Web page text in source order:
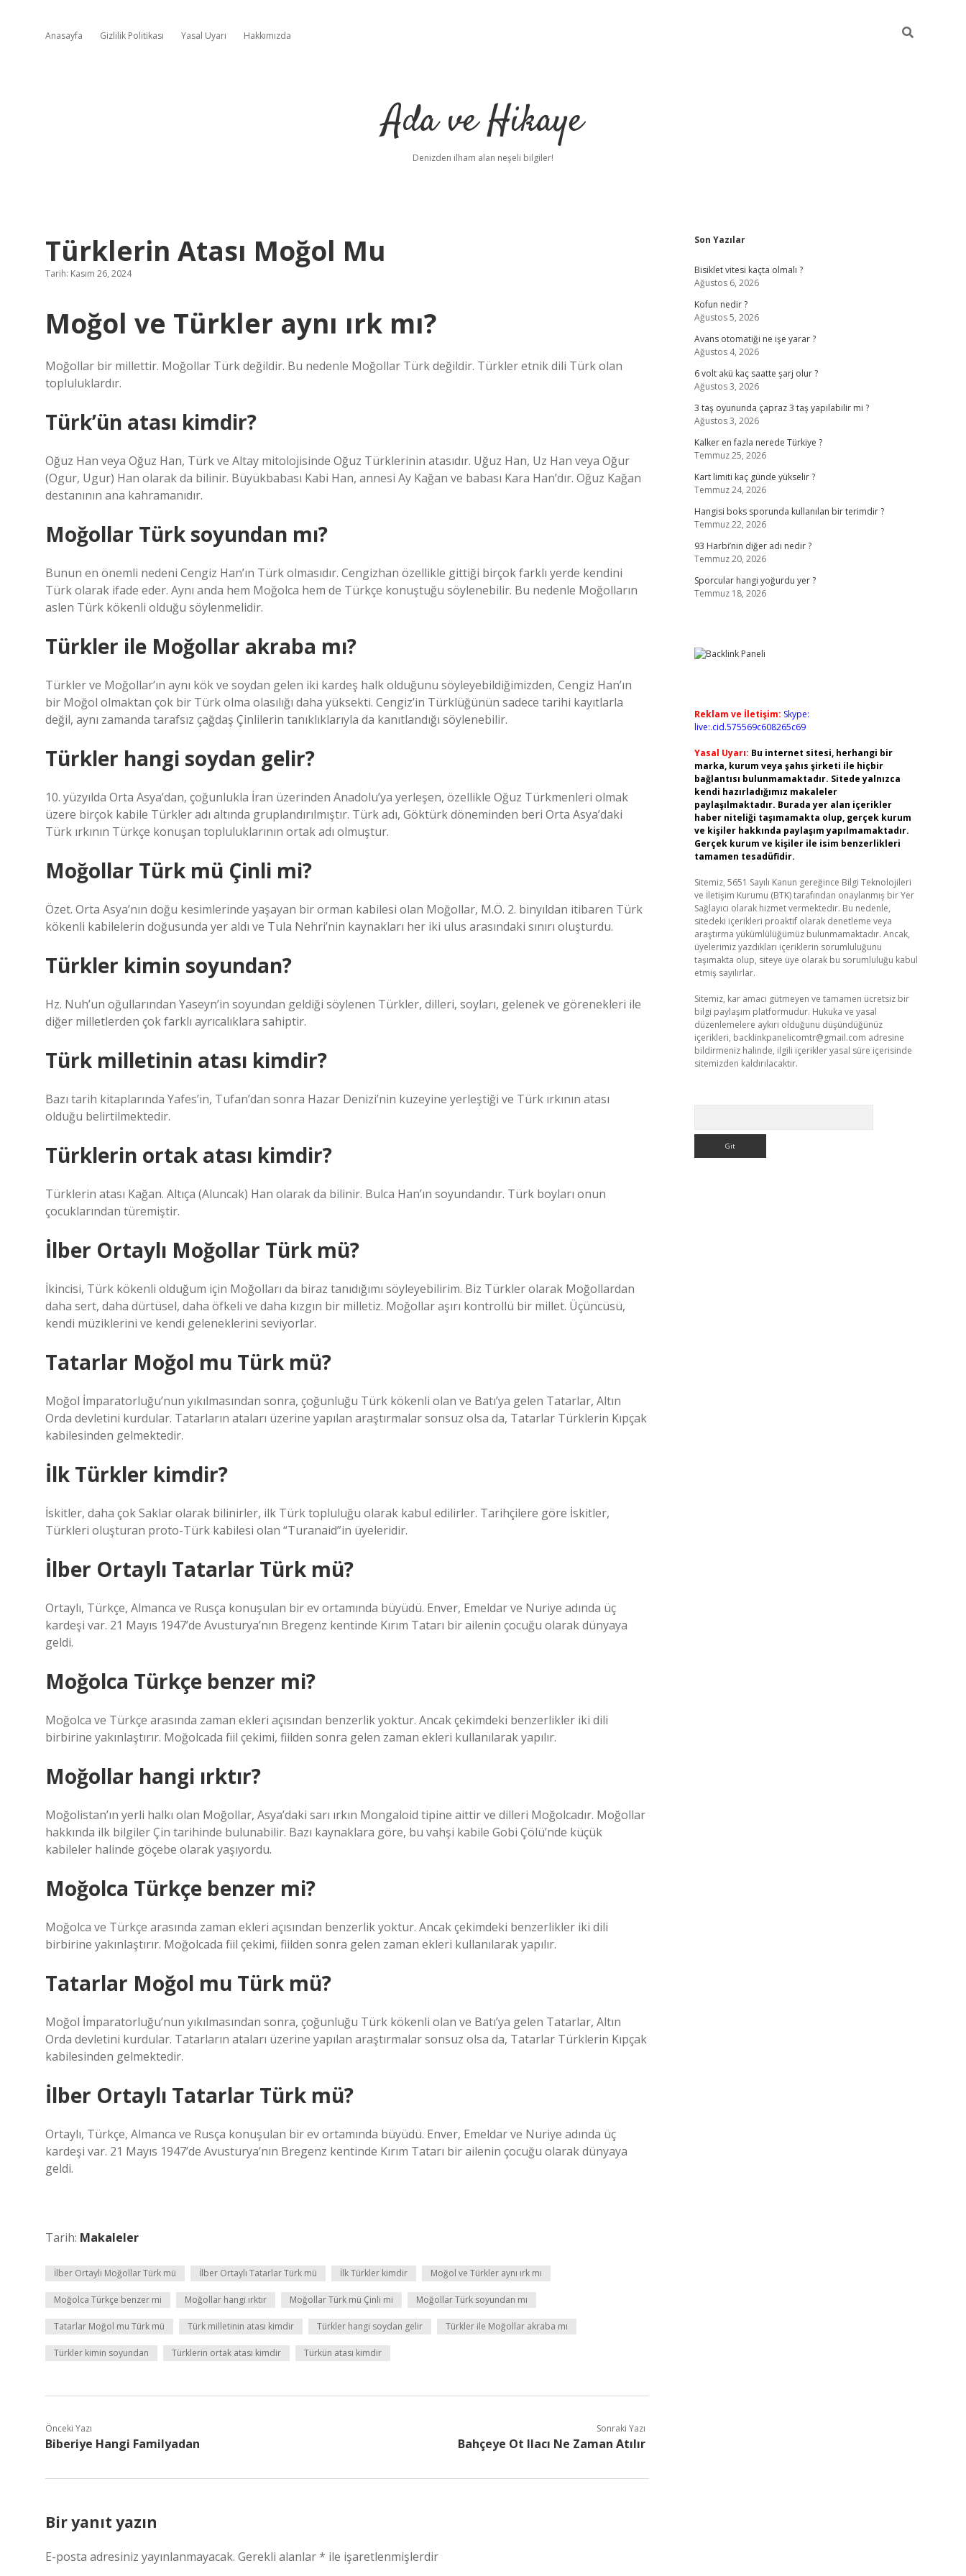
Anasayfa Gizlilik Politikası Yasal Uyarı Hakkımızda
Ada ve Hikaye
Denizden ilham alan neşeli bilgiler!
Türklerin Atası Moğol Mu
Tarih: Kasım 26, 2024
Moğol ve Türkler aynı ırk mı?
Moğollar bir millettir. Moğollar Türk değildir. Bu nedenle Moğollar Türk değildir. Türkler etnik dili Türk olan
topluluklardır.
Türk’ün atası kimdir?
Oğuz Han veya Oğuz Han, Türk ve Altay mitolojisinde Oğuz Türklerinin atasıdır. Uğuz Han, Uz Han veya Oğur
(Ogur, Ugur) Han olarak da bilinir. Büyükbabası Kabi Han, annesi Ay Kağan ve babası Kara Han’dır. Oğuz Kağan
destanının ana kahramanıdır.
Moğollar Türk soyundan mı?
Bunun en önemli nedeni Cengiz Han’ın Türk olmasıdır. Cengizhan özellikle gittiği birçok farklı yerde kendini
Türk olarak ifade eder. Aynı anda hem Moğolca hem de Türkçe konuştuğu söylenebilir. Bu nedenle Moğolların
aslen Türk kökenli olduğu söylenmelidir.
Türkler ile Moğollar akraba mı?
Türkler ve Moğollar’ın aynı kök ve soydan gelen iki kardeş halk olduğunu söyleyebildiğimizden, Cengiz Han’ın
bir Moğol olmaktan çok bir Türk olma olasılığı daha yüksekti. Cengiz’in Türklüğünün sadece tarihi kayıtlarla
değil, aynı zamanda tarafsız çağdaş Çinlilerin tanıklıklarıyla da kanıtlandığı söylenebilir.
Türkler hangi soydan gelir?
10. yüzyılda Orta Asya’dan, çoğunlukla İran üzerinden Anadolu’ya yerleşen, özellikle Oğuz Türkmenleri olmak
üzere birçok kabile Türkler adı altında gruplandırılmıştır. Türk adı, Göktürk döneminden beri Orta Asya’daki
Türk ırkının Türkçe konuşan topluluklarının ortak adı olmuştur.
Moğollar Türk mü Çinli mi?
Özet. Orta Asya’nın doğu kesimlerinde yaşayan bir orman kabilesi olan Moğollar, M.Ö. 2. binyıldan itibaren Türk
kökenli kabilelerin doğusunda yer aldı ve Tula Nehri’nin kaynakları her iki ulus arasındaki sınırı oluşturdu.
Türkler kimin soyundan?
Hz. Nuh’un oğullarından Yaseyn’in soyundan geldiği söylenen Türkler, dilleri, soyları, gelenek ve görenekleri ile
diğer milletlerden çok farklı ayrıcalıklara sahiptir.
Türk milletinin atası kimdir?
Bazı tarih kitaplarında Yafes’in, Tufan’dan sonra Hazar Denizi’nin kuzeyine yerleştiği ve Türk ırkının atası
olduğu belirtilmektedir.
Türklerin ortak atası kimdir?
Türklerin atası Kağan. Altıça (Aluncak) Han olarak da bilinir. Bulca Han’ın soyundandır. Türk boyları onun
çocuklarından türemiştir.
İlber Ortaylı Moğollar Türk mü?
İkincisi, Türk kökenli olduğum için Moğolları da biraz tanıdığımı söyleyebilirim. Biz Türkler olarak Moğollardan
daha sert, daha dürtüsel, daha öfkeli ve daha kızgın bir milletiz. Moğollar aşırı kontrollü bir millet. Üçüncüsü,
kendi müziklerini ve kendi geleneklerini seviyorlar.
Tatarlar Moğol mu Türk mü?
Moğol İmparatorluğu’nun yıkılmasından sonra, çoğunluğu Türk kökenli olan ve Batı’ya gelen Tatarlar, Altın
Orda devletini kurdular. Tatarların ataları üzerine yapılan araştırmalar sonsuz olsa da, Tatarlar Türklerin Kıpçak
kabilesinden gelmektedir.
İlk Türkler kimdir?
İskitler, daha çok Saklar olarak bilinirler, ilk Türk topluluğu olarak kabul edilirler. Tarihçilere göre İskitler,
Türkleri oluşturan proto-Türk kabilesi olan “Turanaid”in üyeleridir.
İlber Ortaylı Tatarlar Türk mü?
Ortaylı, Türkçe, Almanca ve Rusça konuşulan bir ev ortamında büyüdü. Enver, Emeldar ve Nuriye adında üç
kardeşi var. 21 Mayıs 1947’de Avusturya’nın Bregenz kentinde Kırım Tatarı bir ailenin çocuğu olarak dünyaya
geldi.
Moğolca Türkçe benzer mi?
Moğolca ve Türkçe arasında zaman ekleri açısından benzerlik yoktur. Ancak çekimdeki benzerlikler iki dili
birbirine yakınlaştırır. Moğolcada fiil çekimi, fiilden sonra gelen zaman ekleri kullanılarak yapılır.
Moğollar hangi ırktır?
Moğolistan’ın yerli halkı olan Moğollar, Asya’daki sarı ırkın Mongaloid tipine aittir ve dilleri Moğolcadır. Moğollar
hakkında ilk bilgiler Çin tarihinde bulunabilir. Bazı kaynaklara göre, bu vahşi kabile Gobi Çölü’nde küçük
kabileler halinde göçebe olarak yaşıyordu.
Moğolca Türkçe benzer mi?
Moğolca ve Türkçe arasında zaman ekleri açısından benzerlik yoktur. Ancak çekimdeki benzerlikler iki dili
birbirine yakınlaştırır. Moğolcada fiil çekimi, fiilden sonra gelen zaman ekleri kullanılarak yapılır.
Tatarlar Moğol mu Türk mü?
Moğol İmparatorluğu’nun yıkılmasından sonra, çoğunluğu Türk kökenli olan ve Batı’ya gelen Tatarlar, Altın
Orda devletini kurdular. Tatarların ataları üzerine yapılan araştırmalar sonsuz olsa da, Tatarlar Türklerin Kıpçak
kabilesinden gelmektedir.
İlber Ortaylı Tatarlar Türk mü?
Ortaylı, Türkçe, Almanca ve Rusça konuşulan bir ev ortamında büyüdü. Enver, Emeldar ve Nuriye adında üç
kardeşi var. 21 Mayıs 1947’de Avusturya’nın Bregenz kentinde Kırım Tatarı bir ailenin çocuğu olarak dünyaya
geldi.
Tarih: Makaleler
İlber Ortaylı Moğollar Türk mü İlber Ortaylı Tatarlar Türk mü İlk Türkler kimdir Moğol ve Türkler aynı ırk mı
Moğolca Türkçe benzer mi Moğollar hangi ırktır Moğollar Türk mü Çinli mi Moğollar Türk soyundan mı
Tatarlar Moğol mu Türk mü Türk milletinin atası kimdir Türkler hangi soydan gelir Türkler ile Moğollar akraba mı
Türkler kimin soyundan Türklerin ortak atası kimdir Türkün atası kimdir
Önceki Yazı
Biberiye Hangi Familyadan
Sonraki Yazı
Bahçeye Ot Ilacı Ne Zaman Atılır
Bir yanıt yazın
E-posta adresiniz yayınlanmayacak. Gerekli alanlar* ile işaretlenmişlerdir
Sidebar
Son Yazılar
Bisiklet vitesi kaçta olmalı ?
Ağustos 6, 2026
Kofun nedir ?
Ağustos 5, 2026
Avans otomatiği ne işe yarar ?
Ağustos 4, 2026
6 volt akü kaç saatte şarj olur ?
Ağustos 3, 2026
3 taş oyununda çapraz 3 taş yapılabilir mi ?
Ağustos 3, 2026
Kalker en fazla nerede Türkiye ?
Temmuz 25, 2026
Kart limiti kaç günde yükselir ?
Temmuz 24, 2026
Hangisi boks sporunda kullanılan bir terimdir ?
Temmuz 22, 2026
93 Harbi’nin diğer adı nedir ?
Temmuz 20, 2026
Sporcular hangi yoğurdu yer ?
Temmuz 18, 2026
Reklam ve İletişim: Skype:
live:.cid.575569c608265c69
Yasal Uyarı: Bu internet sitesi, herhangi bir
marka, kurum veya şahıs şirketi ile hiçbir
bağlantısı bulunmamaktadır. Sitede yalnızca
kendi hazırladığımız makaleler
paylaşılmaktadır. Burada yer alan içerikler
haber niteliği taşımamakta olup, gerçek kurum
ve kişiler hakkında paylaşım yapılmamaktadır.
Gerçek kurum ve kişiler ile isim benzerlikleri
tamamen tesadüfidir.
Sitemiz, 5651 Sayılı Kanun gereğince Bilgi Teknolojileri
ve İletişim Kurumu (BTK) tarafından onaylanmış bir Yer
Sağlayıcı olarak hizmet vermektedir. Bu nedenle,
sitedeki içerikleri proaktif olarak denetleme veya
araştırma yükümlülüğümüz bulunmamaktadır. Ancak,
üyelerimiz yazdıkları içeriklerin sorumluluğunu
taşımakta olup, siteye üye olarak bu sorumluluğu kabul
etmiş sayılırlar.
Sitemiz, kar amacı gütmeyen ve tamamen ücretsiz bir
bilgi paylaşım platformudur. Hukuka ve yasal
düzenlemelere aykırı olduğunu düşündüğünüz
içerikleri, backlinkpanelicomtr@gmail.com adresine
bildirmeniz halinde, ilgili içerikler yasal süre içerisinde
sitemizden kaldırılacaktır.